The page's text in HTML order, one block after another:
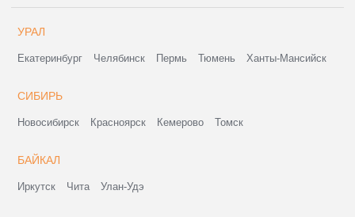
УРАЛ
Екатеринбург Челябинск Пермь Тюмень Ханты-Мансийск
СИБИРЬ
Новосибирск Красноярск Кемерово Томск
БАЙКАЛ
Иркутск Чита Улан-Удэ